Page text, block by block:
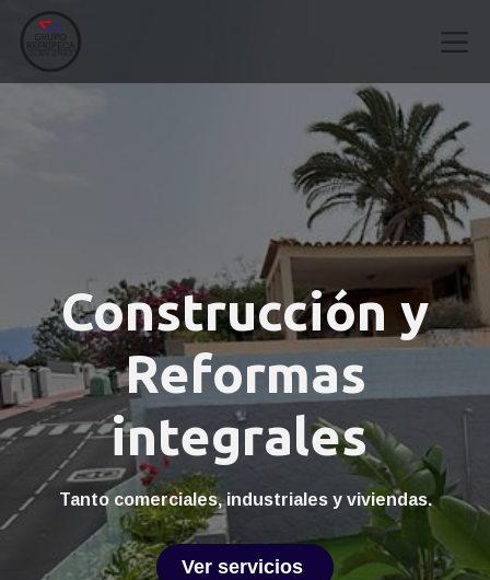
Construcción y
Reformas
integrales
Tanto comerciales, industriales y viviendas.
Ver servicios